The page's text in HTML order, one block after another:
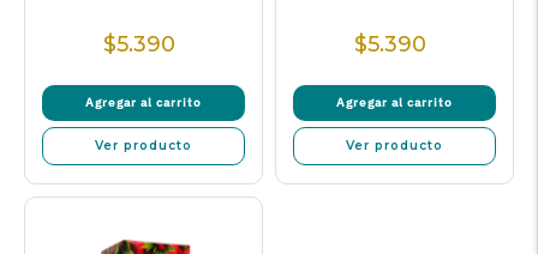
Precio
$5.390
Agregar al carrito
Ver producto
Precio
$5.390
Agregar al carrito
Ver producto